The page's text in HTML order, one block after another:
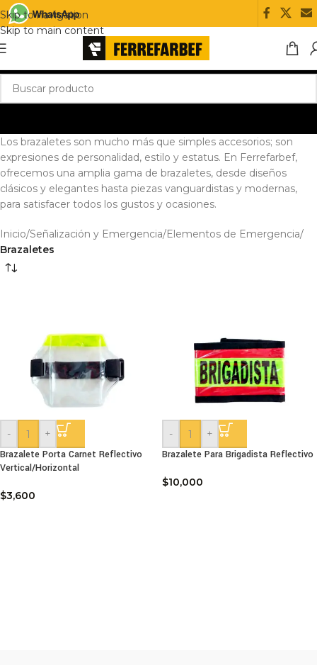
Skip to navigation
Skip to main content
Los brazaletes son mucho más que simples accesorios; son
expresiones de personalidad, estilo y estatus. En Ferrefarbef,
ofrecemos una amplia gama de brazaletes, desde diseños
clásicos y elegantes hasta piezas vanguardistas y modernas,
para satisfacer todos los gustos y ocasiones.
Inicio/Señalización y Emergencia/Elementos de Emergencia/
Brazaletes
-
+
Brazalete Porta Carnet Reflectivo
Vertical/Horizontal
$3,600
-
+
Brazalete Para Brigadista Reflectivo
$10,000